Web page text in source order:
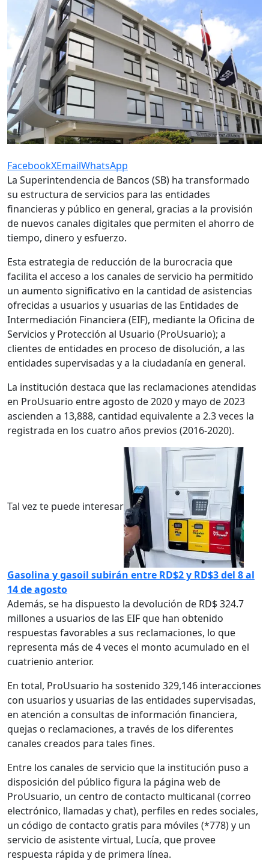
FacebookXEmailWhatsApp
La Superintendencia de Bancos (SB) ha transformado
su estructura de servicios para las entidades
financieras y público en general, gracias a la provisión
de nuevos canales digitales que permiten el ahorro de
tiempo, dinero y esfuerzo.
Esta estrategia de reducción de la burocracia que
facilita el acceso a los canales de servicio ha permitido
un aumento significativo en la cantidad de asistencias
ofrecidas a usuarios y usuarias de las Entidades de
Intermediación Financiera (EIF), mediante la Oficina de
Servicios y Protección al Usuario (ProUsuario); a
clientes de entidades en proceso de disolución, a las
entidades supervisadas y a la ciudadanía en general.
La institución destaca que las reclamaciones atendidas
en ProUsuario entre agosto de 2020 y mayo de 2023
ascienden a 13,888, cantidad equivalente a 2.3 veces la
registrada en los cuatro años previos (2016-2020).
Tal vez te puede interesar
Gasolina y gasoil subirán entre RD$2 y RD$3 del 8 al
14 de agosto
Además, se ha dispuesto la devolución de RD$ 324.7
millones a usuarios de las EIF que han obtenido
respuestas favorables a sus reclamaciones, lo que
representa más de 4 veces el monto acumulado en el
cuatrienio anterior.
En total, ProUsuario ha sostenido 329,146 interacciones
con usuarios y usuarias de las entidades supervisadas,
en atención a consultas de información financiera,
quejas o reclamaciones, a través de los diferentes
canales creados para tales fines.
Entre los canales de servicio que la institución puso a
disposición del público figura la página web de
ProUsuario, un centro de contacto multicanal (correo
electrónico, llamadas y chat), perfiles en redes sociales,
un código de contacto gratis para móviles (*778) y un
servicio de asistente virtual, Lucía, que provee
respuesta rápida y de primera línea.